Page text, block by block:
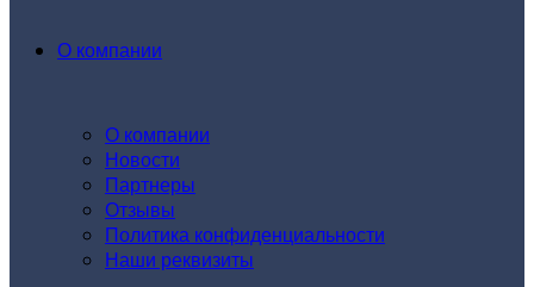
О компании
О компании
Новости
Партнеры
Отзывы
Политика конфиденциальности
Наши реквизиты